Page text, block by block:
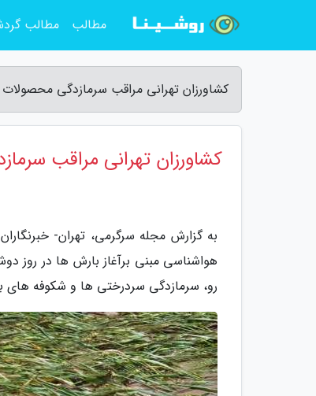
کشاورزان تهرانی مراقب سرمازدگی
کشاورزان تهرانی مراقب
به گزارش مجله سرگرمی، تهران-
هواشناسی مبنی برآغاز بارش ها در روز
رو، سرمازدگی سردرختی ها و شکوفه های
مطالب مطالب